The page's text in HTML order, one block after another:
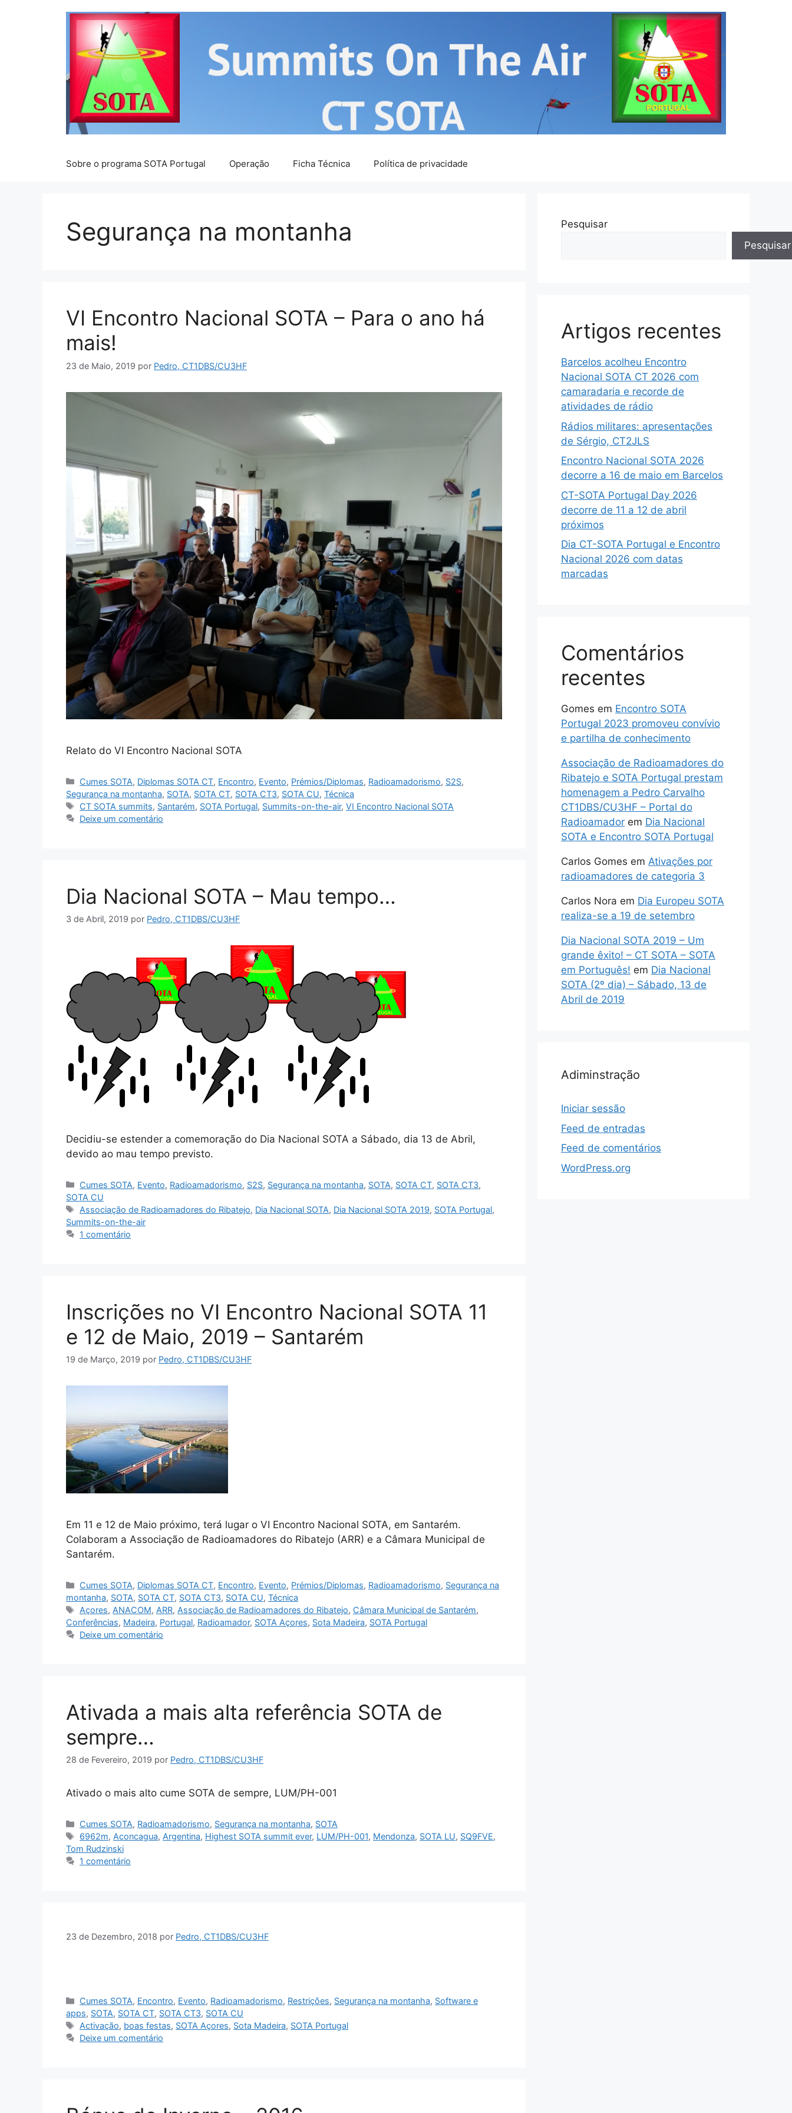
Sobre o programa SOTA Portugal Operação Ficha Técnica Política de privacidade
Segurança na montanha
VI Encontro Nacional SOTA – Para o ano há
mais!
23 de Maio, 2019 por Pedro, CT1DBS/CU3HF
Relato do VI Encontro Nacional SOTA
Categorias
Cumes SOTA, Diplomas SOTA CT, Encontro, Evento, Prémios/Diplomas, Radioamadorismo, S2S,
Segurança na montanha, SOTA, SOTA CT, SOTA CT3, SOTA CU, Técnica
Etiquetas
CT SOTA summits, Santarém, SOTA Portugal, Summits-on-the-air,VI Encontro Nacional SOTA
Deixe um comentário
Dia Nacional SOTA – Mau tempo…
3 de Abril, 2019 por Pedro, CT1DBS/CU3HF
Decidiu-se estender a comemoração do Dia Nacional SOTA a Sábado, dia 13 de Abril,
devido ao mau tempo previsto.
Categorias
Cumes SOTA, Evento, Radioamadorismo, S2S, Segurança na montanha, SOTA, SOTA CT, SOTA CT3,
SOTA CU
Etiquetas
Associação de Radioamadores do Ribatejo, Dia Nacional SOTA, Dia Nacional SOTA 2019, SOTA Portugal,
Summits-on-the-air
1 comentário
Inscrições no VI Encontro Nacional SOTA 11
e 12 de Maio, 2019 – Santarém
19 de Março, 2019 por Pedro, CT1DBS/CU3HF
Em 11 e 12 de Maio próximo, terá lugar o VI Encontro Nacional SOTA, em Santarém.
Colaboram a Associação de Radioamadores do Ribatejo (ARR) e a Câmara Municipal de
Santarém.
Categorias
Cumes SOTA, Diplomas SOTA CT, Encontro, Evento, Prémios/Diplomas, Radioamadorismo, Segurança na
montanha, SOTA, SOTA CT, SOTA CT3, SOTA CU, Técnica
Etiquetas
Açores, ANACOM, ARR, Associação de Radioamadores do Ribatejo, Câmara Municipal de Santarém,
Conferências, Madeira, Portugal, Radioamador, SOTA Açores, Sota Madeira, SOTA Portugal
Deixe um comentário
Ativada a mais alta referência SOTA de
sempre…
28 de Fevereiro, 2019 por Pedro, CT1DBS/CU3HF
Ativado o mais alto cume SOTA de sempre, LUM/PH-001
Categorias
Cumes SOTA, Radioamadorismo, Segurança na montanha, SOTA
Etiquetas
6962m, Aconcagua, Argentina, Highest SOTA summit ever, LUM/PH-001, Mendonza, SOTA LU, SQ9FVE,
Tom Rudzinski
1 comentário
23 de Dezembro, 2018 por Pedro, CT1DBS/CU3HF
Categorias
Cumes SOTA, Encontro, Evento, Radioamadorismo, Restrições, Segurança na montanha, Software e
apps, SOTA, SOTA CT, SOTA CT3, SOTA CU
Etiquetas
Activação, boas festas, SOTA Açores, Sota Madeira, SOTA Portugal
Deixe um comentário
Pesquisar
Pesquisar
Artigos recentes
Barcelos acolheu Encontro
Nacional SOTA CT 2026 com
camaradaria e recorde de
atividades de rádio
Rádios militares: apresentações
de Sérgio, CT2JLS
Encontro Nacional SOTA 2026
decorre a 16 de maio em Barcelos
CT-SOTA Portugal Day 2026
decorre de 11 a 12 de abril
próximos
Dia CT-SOTA Portugal e Encontro
Nacional 2026 com datas
marcadas
Comentários
recentes
Gomes em Encontro SOTA
Portugal 2023 promoveu convívio
e partilha de conhecimento
Associação de Radioamadores do
Ribatejo e SOTA Portugal prestam
homenagem a Pedro Carvalho
CT1DBS/CU3HF – Portal do
Radioamador em Dia Nacional
SOTA e Encontro SOTA Portugal
Carlos Gomes em Ativações por
radioamadores de categoria 3
Carlos Nora em Dia Europeu SOTA
realiza-se a 19 de setembro
Dia Nacional SOTA 2019 – Um
grande êxito! – CT SOTA – SOTA
em Português! em Dia Nacional
SOTA (2º dia) – Sábado, 13 de
Abril de 2019
Adiminstração
Iniciar sessão
Feed de entradas
Feed de comentários
WordPress.org